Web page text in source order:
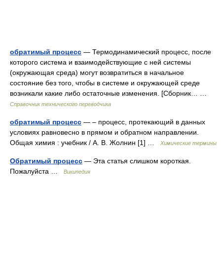
обратимый процесс — Термодинамический процесс, после
которого система и взаимодействующие с ней системы
(окружающая среда) могут возвратиться в начальное
состояние без того, чтобы в системе и окружающей среде
возникали какие либо остаточные изменения. [Сборник… …
Справочник технического переводчика
обратимый процесс — – процесс, протекающий в данных
условиях равновесно в прямом и обратном направлении.
Общая химия : учебник / А. В. Жолнин [1] …
Химические термины
Обратимый процесс — Эта статья слишком короткая.
Пожалуйста …
Википедия